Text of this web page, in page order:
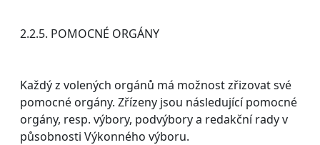
2.2.5. POMOCNÉ ORGÁNY
Každý z volených orgánů má možnost zřizovat své
pomocné orgány. Zřízeny jsou následující pomocné
orgány, resp. výbory, podvýbory a redakční rady v
působnosti Výkonného výboru.